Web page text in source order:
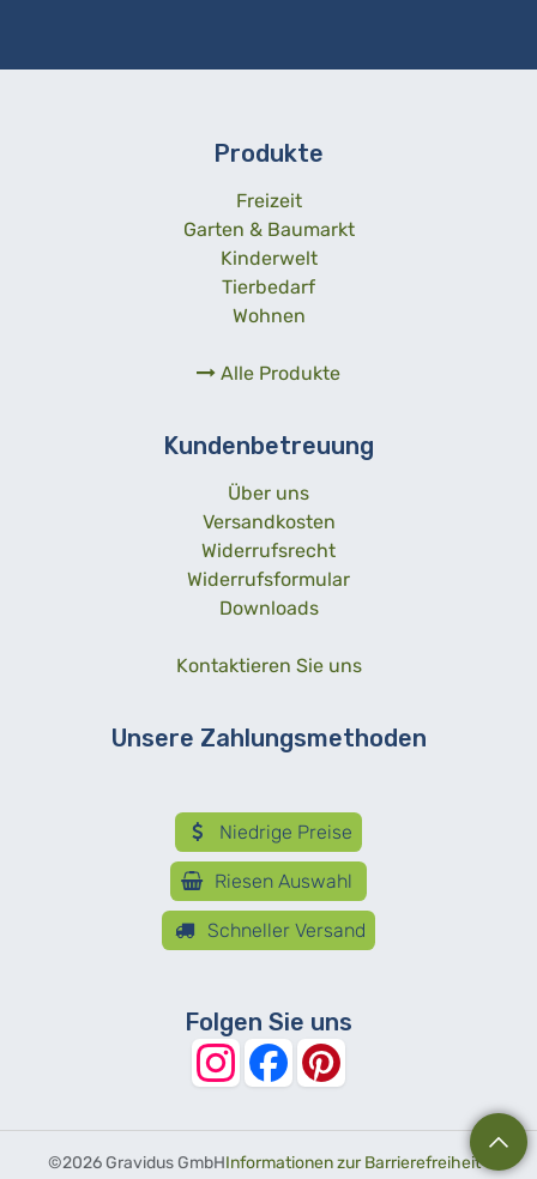
Produkte
Freizeit
Garten & Baumarkt
Kinderwelt
Tierbedarf
Wohnen
Alle Produkte
Kundenbetreuung
Über uns
Versandkosten
Widerrufsrecht
Widerrufsformular
Downloads
Kontaktieren Sie uns
Unsere Zahlungsmethoden
Niedrige Preise
Riesen Auswahl
Schneller Versand
Folgen Sie uns
©2026 Gravidus GmbHInformationen zur Barrierefreiheit-